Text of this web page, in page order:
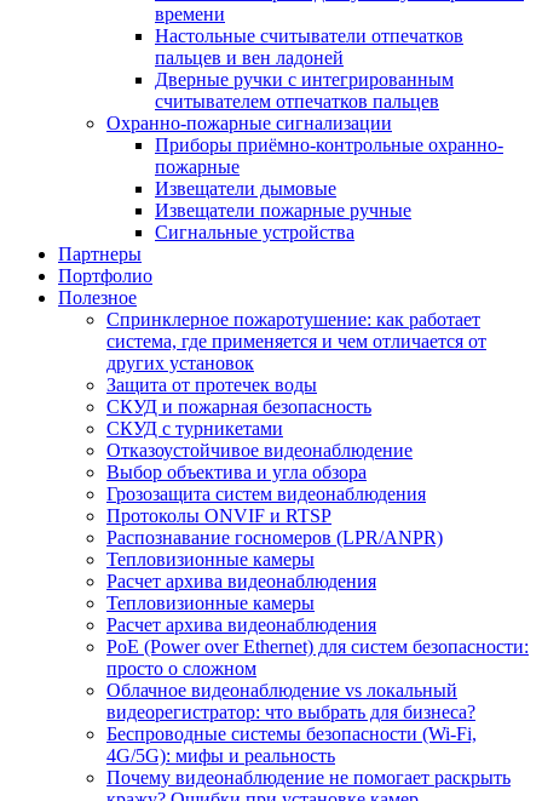
времени
Настольные считыватели отпечатков
пальцев и вен ладоней
Дверные ручки с интегрированным
считывателем отпечатков пальцев
Охранно-пожарные сигнализации
Приборы приёмно-контрольные охранно-
пожарные
Извещатели дымовые
Извещатели пожарные ручные
Сигнальные устройства
Партнеры
Портфолио
Полезное
Спринклерное пожаротушение: как работает
система, где применяется и чем отличается от
других установок
Защита от протечек воды
СКУД и пожарная безопасность
СКУД с турникетами
Отказоустойчивое видеонаблюдение
Выбор объектива и угла обзора
Грозозащита систем видеонаблюдения
Протоколы ONVIF и RTSP
Распознавание госномеров (LPR/ANPR)
Тепловизионные камеры
Расчет архива видеонаблюдения
Тепловизионные камеры
Расчет архива видеонаблюдения
PoE (Power over Ethernet) для систем безопасности:
просто о сложном
Облачное видеонаблюдение vs локальный
видеорегистратор: что выбрать для бизнеса?
Беспроводные системы безопасности (Wi-Fi,
4G/5G): мифы и реальность
Почему видеонаблюдение не помогает раскрыть